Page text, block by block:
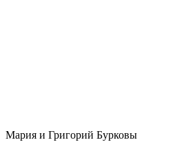
Мария и Григорий Бурковы